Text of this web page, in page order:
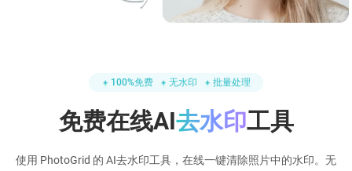
100%免费 无水印 批量处理
免费在线AI去水印工具
使用 PhotoGrid 的 AI去水印工具，在线一键清除照片中的水印。无